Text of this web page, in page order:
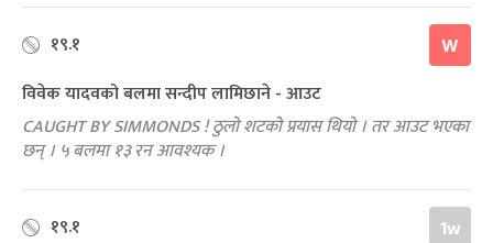
१९.१ W
विवेक यादवको बलमा सन्दीप लामिछाने - आउट
CAUGHT BY SIMMONDS ! ठुलो शटको प्रयास थियो । तर आउट भएका
छन् । ५ बलमा १३ रन आवश्यक ।
१९.१ 1w